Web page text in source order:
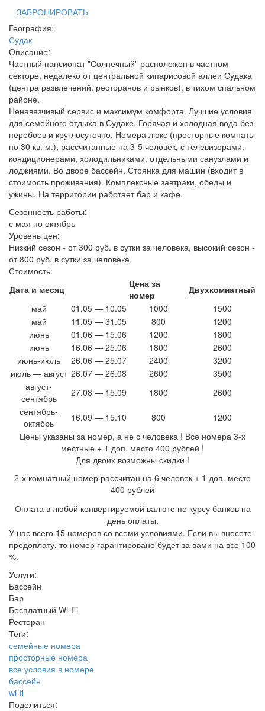
ЗАБРОНИРОВАТЬ
География:
Судак
Описание:
Частный пансионат "Солнечный" расположен в частном
секторе, недалеко от центральной кипарисовой аллеи Судака
(центра развлечений, ресторанов и рынков), в тихом спальном
районе.
Ненавязчивый сервис и максимум комфорта. Лучшие условия
для семейного отдыха в Судаке. Горячая и холодная вода без
перебоев и круглосуточно. Номера люкс (просторные комнаты
по 30 кв. м.), рассчитанные на 3-5 человек, с телевизорами,
кондиционерами, холодильниками, отдельными санузлами и
лоджиями. Во дворе бассейн. Стоянка для машин (входит в
стоимость проживания). Комплексные завтраки, обеды и
ужины. На территории работает бар и кафе.
Сезонность работы:
с мая по октябрь
Уровень цен:
Низкий сезон - от 300 руб. в сутки за человека, высокий сезон -
от 800 руб. в сутки за человека
Стоимость:
Дата и месяц
Цена за
номер
Двухкомнатный
май
01.05 — 10.05 1000
1500
май
11.05 — 31.05 800
1200
июнь
01.06 — 15.06 1200
1800
июнь
16.06 — 25.06 1800
2600
июнь-июль
26.06 — 25.07 2400
3200
июль — август 26.07 — 26.08 2600
3500
август-
сентябрь
27.08 — 15.09 1800
2600
сентябрь-
октябрь
16.09 — 15.10 800
1200
Цены указаны за номер, а не с человека ! Все номера 3-х
местные + 1 доп. место 400 рублей !
Для двоих возможны скидки !
2-х комнатный номер рассчитан на 6 человек + 1 доп. место
400 рублей
Оплата в любой конвертируемой валюте по курсу банков на
день оплаты.
У нас всего 15 номеров со всеми условиями. Если вы внесете
предоплату, то номер гарантировано будет за вами на все 100
%.
Услуги:
Бассейн
Бар
Бесплатный Wi-Fi
Ресторан
Теги:
семейные номера
просторные номера
все условия в номере
бассейн
wi-fi
Поделиться: